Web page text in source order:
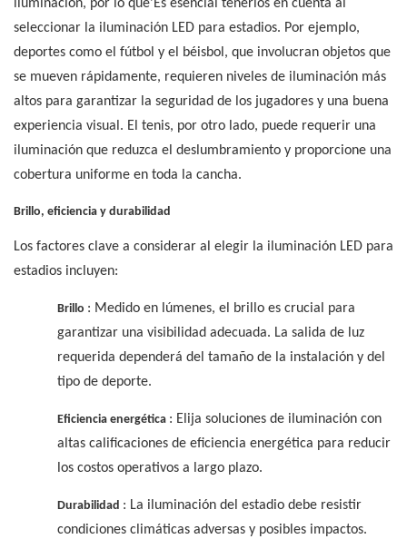
iluminación, por lo que’Es esencial tenerlos en cuenta al
seleccionar la iluminación LED para estadios. Por ejemplo,
deportes como el fútbol y el béisbol, que involucran objetos que
se mueven rápidamente, requieren niveles de iluminación más
altos para garantizar la seguridad de los jugadores y una buena
experiencia visual. El tenis, por otro lado, puede requerir una
iluminación que reduzca el deslumbramiento y proporcione una
cobertura uniforme en toda la cancha.
Brillo, eficiencia y durabilidad
Los factores clave a considerar al elegir la iluminación LED para
estadios incluyen:
Brillo : Medido en lúmenes, el brillo es crucial para
garantizar una visibilidad adecuada. La salida de luz
requerida dependerá del tamaño de la instalación y del
tipo de deporte.
Eficiencia energética : Elija soluciones de iluminación con
altas calificaciones de eficiencia energética para reducir
los costos operativos a largo plazo.
Durabilidad : La iluminación del estadio debe resistir
condiciones climáticas adversas y posibles impactos.